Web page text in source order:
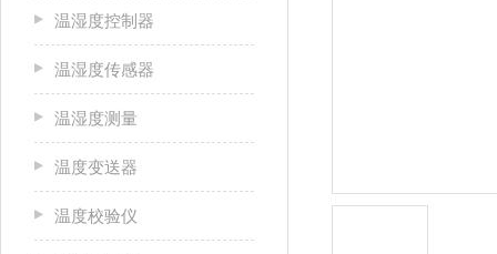
温湿度控制器
温湿度传感器
温湿度测量
温度变送器
温度校验仪